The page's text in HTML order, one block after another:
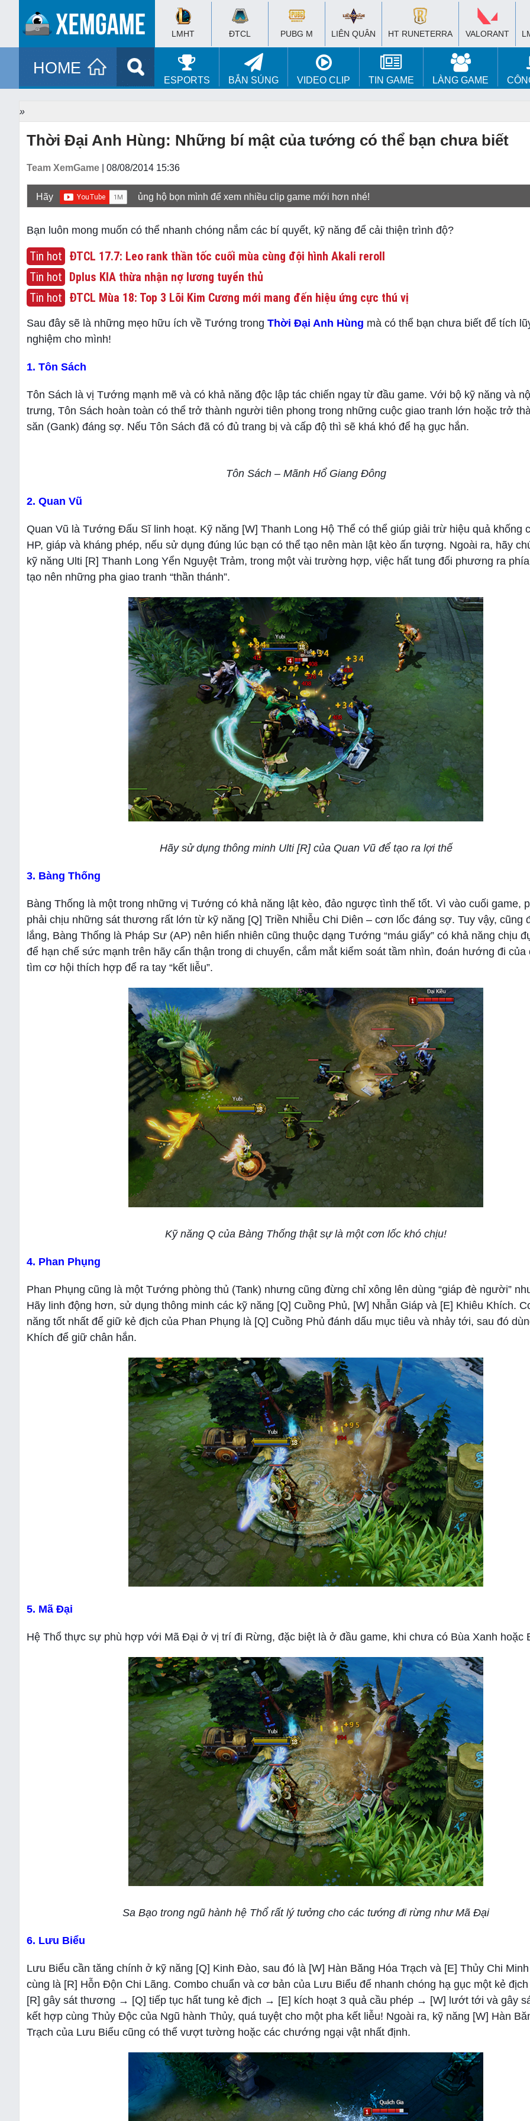
LMHT ĐTCL PUBG M LIÊN QUÂN HT RUNETERRA VALORANT
HOME
ESPORTS BẮN SÚNG VIDEO CLIP TIN GAME LÀNG GAME
»
Thời Đại Anh Hùng: Những bí mật của tướng có thể bạn chưa biết
Team XemGame | 08/08/2014 15:36
Hãy ủng hộ bọn mình để xem nhiều clip game mới hơn nhé!
Bạn luôn mong muốn có thể nhanh chóng nắm các bí quyết, kỹ năng để cải thiện trình độ?
Tin hot ĐTCL 17.7: Leo rank thần tốc cuối mùa cùng đội hình Akali reroll
Tin hot Dplus KIA thừa nhận nợ lương tuyển thủ
Tin hot ĐTCL Mùa 18: Top 3 Lõi Kim Cương mới mang đến hiệu ứng cực thú vị
Sau đây sẽ là những mẹo hữu ích về Tướng trong Thời Đại Anh Hùng mà có thể bạn chưa biết để tích
nghiệm cho mình!
1. Tôn Sách
Tôn Sách là vị Tướng mạnh mẽ và có khả năng độc lập tác chiến ngay từ đầu game. Với bộ kỹ năng và
trưng, Tôn Sách hoàn toàn có thể trở thành người tiên phong trong những cuộc giao tranh lớn hoặc trở
săn (Gank) đáng sợ. Nếu Tôn Sách đã có đủ trang bị và cấp độ thì sẽ khá khó để hạ gục hắn.
Tôn Sách – Mãnh Hổ Giang Đông
2. Quan Vũ
Quan Vũ là Tướng Đấu Sĩ linh hoạt. Kỹ năng [W] Thanh Long Hộ Thể có thể giúp giải trừ hiệu quả khống
HP, giáp và kháng phép, nếu sử dụng đúng lúc bạn có thể tạo nên màn lật kèo ấn tượng. Ngoài ra, hãy
kỹ năng Ulti [R] Thanh Long Yển Nguyệt Trảm, trong một vài trường hợp, việc hất tung đối phương ra
tạo nên những pha giao tranh “thần thánh”.
Hãy sử dụng thông minh Ulti [R] của Quan Vũ để tạo ra lợi thế
3. Bàng Thống
Bàng Thống là một trong những vị Tướng có khả năng lật kèo, đảo ngược tình thế tốt. Vì vào cuối game,
phải chịu những sát thương rất lớn từ kỹ năng [Q] Triền Nhiễu Chi Diên – cơn lốc đáng sợ. Tuy vậy, cũng
lắng, Bàng Thống là Pháp Sư (AP) nên hiển nhiên cũng thuộc dạng Tướng “máu giấy” có khả năng chịu
để hạn chế sức mạnh trên hãy cẩn thận trong di chuyển, cắm mắt kiểm soát tầm nhìn, đoán hướng đi của
tìm cơ hội thích hợp để ra tay “kết liễu”.
Kỹ năng Q của Bàng Thống thật sự là một cơn lốc khó chịu!
4. Phan Phụng
Phan Phụng cũng là một Tướng phòng thủ (Tank) nhưng cũng đừng chỉ xông lên dùng “giáp đè người”
Hãy linh động hơn, sử dụng thông minh các kỹ năng [Q] Cuồng Phủ, [W] Nhẫn Giáp và [E] Khiêu Khích.
năng tốt nhất để giữ kẻ địch của Phan Phụng là [Q] Cuồng Phủ đánh dấu mục tiêu và nhảy tới, sau đó
Khích để giữ chân hắn.
5. Mã Đại
Hệ Thổ thực sự phù hợp với Mã Đại ở vị trí đi Rừng, đặc biệt là ở đầu game, khi chưa có Bùa Xanh hoặc
Sa Bạo trong ngũ hành hệ Thổ rất lý tưởng cho các tướng đi rừng như Mã Đại
6. Lưu Biểu
Lưu Biểu cần tăng chính ở kỹ năng [Q] Kinh Đào, sau đó là [W] Hàn Băng Hóa Trạch và [E] Thủy Chi
cùng là [R] Hỗn Độn Chi Lãng. Combo chuẩn và cơ bản của Lưu Biểu để nhanh chóng hạ gục một kẻ
[R] gây sát thương → [Q] tiếp tục hất tung kẻ địch → [E] kích hoạt 3 quả cầu phép → [W] lướt tới và gây
kết hợp cùng Thủy Độc của Ngũ hành Thủy, quá tuyệt cho một pha kết liễu! Ngoài ra, kỹ năng [W] Hàn
Trạch của Lưu Biểu cũng có thể vượt tường hoặc các chướng ngại vật nhất định.